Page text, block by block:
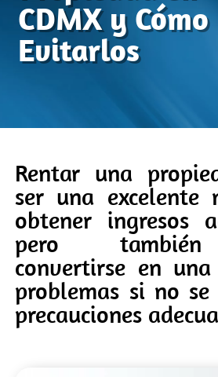
CDMX y Cómo
Evitarlos
Rentar una
ser una excelente
obtener ingresos
pero
convertirse en
problemas si no
precauciones